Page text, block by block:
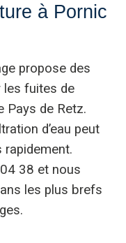
à Pornic
propose des
les fuites de
Pays de Retz.
d’eau peut
38 et nous
les plus brefs